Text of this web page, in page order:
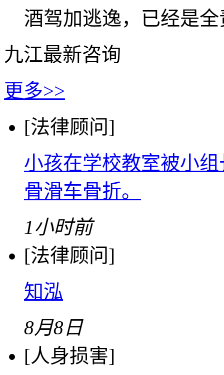
酒驾加逃逸，已经是
九江最新咨询
更多>>
[法律顾问]
小孩在学校教室被小
骨滑车骨折。
1小时前
[法律顾问]
知泓
8月8日
[人身损害]